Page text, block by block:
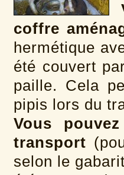
coffre
hermétique
été couvert
paille. Cela
pipis lors du
Vous
transport
selon le